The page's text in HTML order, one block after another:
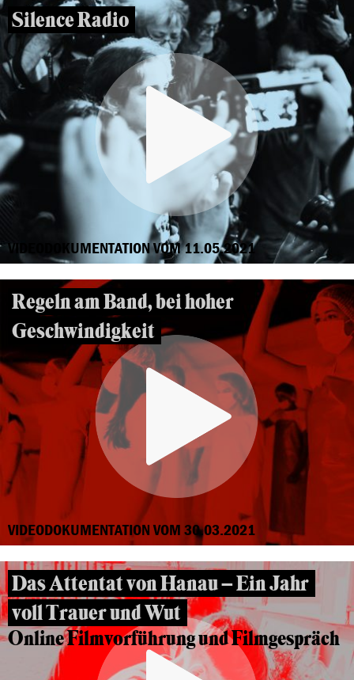
Silence Radio
VIDEODOKUMENTATION VOM 11.05.2021
Regeln am Band, bei hoher
Geschwindigkeit
VIDEODOKUMENTATION VOM 30.03.2021
Das Attentat von Hanau – Ein Jahr
voll Trauer und Wut
Online Filmvorführung und Filmgespräch